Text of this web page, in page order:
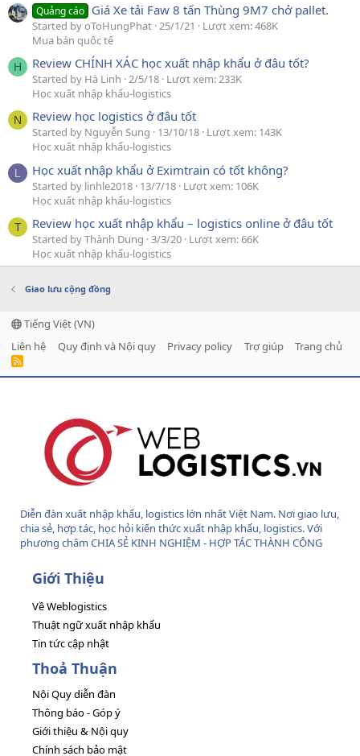
Quảng cáo Giá Xe tải Faw 8 tấn Thùng 9M7 chở pallet.
Started by oToHungPhat 25/1/21
Lượt xem: 468K
Mua bán quốc tế
H Review CHÍNH XÁC học xuất nhập khẩu ở đâu tốt?
Started by Hà Linh 2/5/18 Lượt xem: 233K
Học xuất nhập khẩu-logistics
N Review học logistics ở đâu tốt
Started by Nguyễn Sung 13/10/18 Lượt xem: 143K
Học xuất nhập khẩu-logistics
L Học xuất nhập khẩu ở Eximtrain có tốt không?
Started by linhle2018 13/7/18 Lượt xem: 106K
Học xuất nhập khẩu-logistics
T Review học xuất nhập khẩu – logistics online ở đâu tốt
Started by Thành Dung 3/3/20 Lượt xem: 66K
Học xuất nhập khẩu-logistics
Giao lưu cộng đồng
Tiếng Việt (VN)
Liên hệ
Quy định và Nội quy Privacy policy Trợ giúp Trang chủ
R
Diễn đàn xuất nhập khẩu, logistics lớn nhất Việt Nam. Nơi giao lưu,
chia sẻ, hợp tác, học hỏi kiến thức xuất nhập khẩu, logistics. Với
phương châm CHIA SẺ KINH NGHIỆM - HỢP TÁC THÀNH CÔNG
Giới Thiệu
Về Weblogistics
Thuật ngữ xuất nhập khẩu
Tin tức cập nhật
Thoả Thuận
Nội Quy diễn đàn
Thông báo - Góp ý
Giới thiệu & Nội quy
Chính sách bảo mật